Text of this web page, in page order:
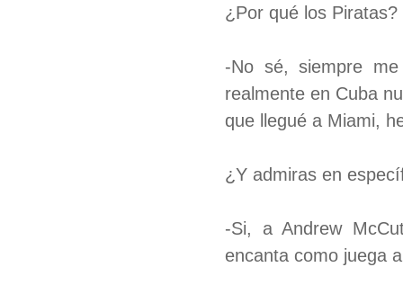
¿Por qué los Piratas?
-No sé, siempre
realmente en Cuba
que llegué a Miami,
¿Y admiras en
-Si, a Andrew
encanta como juega